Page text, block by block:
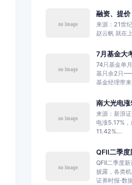
融资、提
来源：21世
赵云帆 就在
7月基金大
74只基金单
基只余2只
基金经理带
南大光电
来源：新浪
电涨5.17%
11.42%...
QFII二季
QFII二季度
披露，各类
证券时报·数